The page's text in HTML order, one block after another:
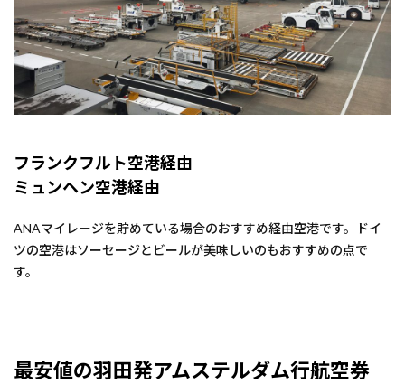
フランクフルト空港経由
ミュンヘン空港経由
ANAマイレージを貯めている場合のおすすめ経由空港です。ドイ
ツの空港はソーセージとビールが美味しいのもおすすめの点で
す。
最安値の羽田発アムステルダム行航空券